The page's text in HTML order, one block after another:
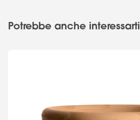
Potrebbe anche interessarti